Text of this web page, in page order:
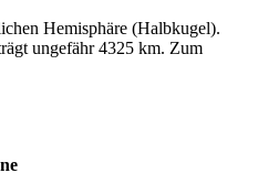
Hemisphäre (Halbkugel).
ungefähr 4325 km. Zum